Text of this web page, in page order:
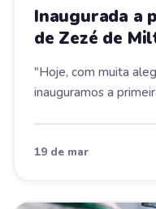
Inaugurada a
de Zezé de
"Hoje, com muita
inauguramos a
19 de mar